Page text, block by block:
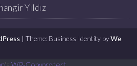
Yıldız
| Theme: Business Identity byWe